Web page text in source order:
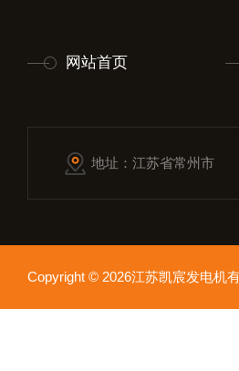
网站首页
地址：江苏省常州市
Copyright © 2026江苏凯宸发电机